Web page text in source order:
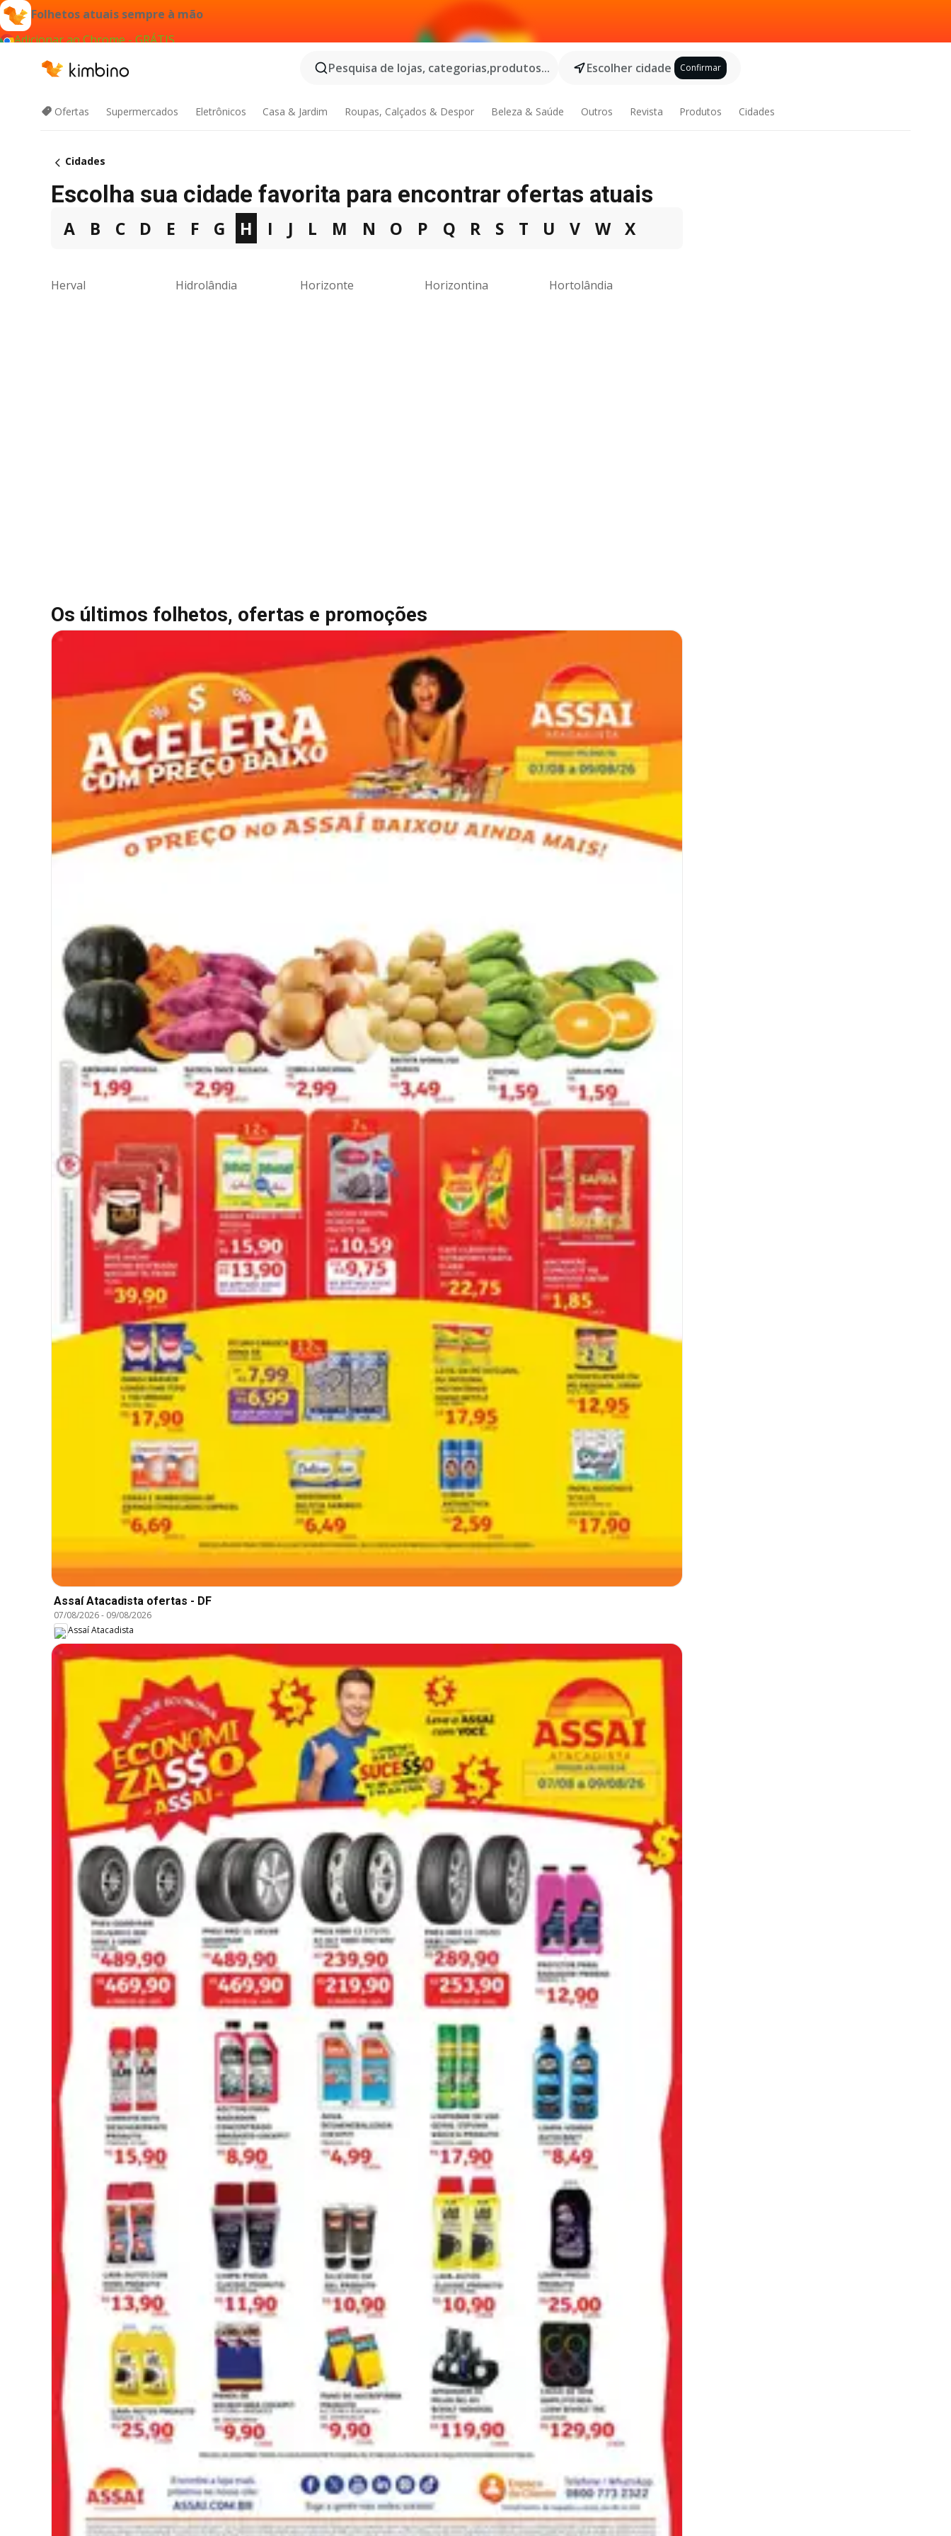
Folhetos atuais sempre à mão
Adicionar ao Chrome - GRÁTIS
Pesquisa de lojas, categorias,produtos...
Escolher cidade Confirmar
Ofertas Supermercados Eletrônicos Casa & Jardim Roupas, Calçados & Despor Beleza & Saúde Outros Revista Produtos Cidades
Cidades
Escolha sua cidade favorita para encontrar ofertas atuais
A B C D E F G H I J L M N O P Q R S T U V W X
Herval Hidrolândia Horizonte Horizontina Hortolândia
Os últimos folhetos, ofertas e promoções
Assaí Atacadista ofertas - DF
07/08/2026- 09/08/2026
Assaí Atacadista